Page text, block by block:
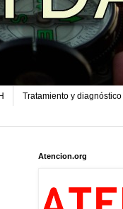
Tratamiento y diagnóstico
Atencion.org